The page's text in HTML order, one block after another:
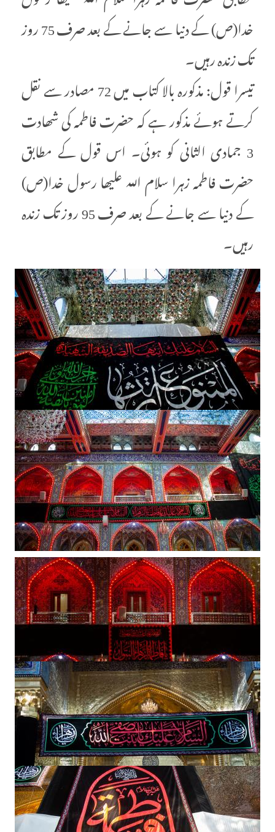
خدا(ص) کے دنیا سے جانے کے بعد صرف 75 روز
تک زندہ رہیں۔
تیسرا قول: مذکورہ بالا کتاب میں 72 مصادر سے نقل
کرتے ہوئے مذکور ہے کہ حضرت فاطمہ کی شھادت
3 جمادی الثانی کو ہوئی۔ اس قول کے مطابق
حضرت فاطمہ زہرا سلام اللہ علیھا رسول خدا(ص)
کے دنیا سے جانے کے بعد صرف 95 روز تک زندہ
رہیں۔